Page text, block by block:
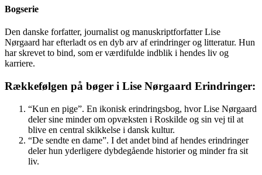
Bogserie
Den danske forfatter, journalist og manuskriptforfatter Lise
Nørgaard har efterladt os en dyb arv af erindringer og litteratur. Hun
har skrevet to bind, som er værdifulde indblik i hendes liv og
karriere.
Rækkefølgen på bøger i Lise Nørgaard Erindringer:
“Kun en pige”. En ikonisk erindringsbog, hvor Lise Nørgaard
deler sine minder om opvæksten i Roskilde og sin vej til at
blive en central skikkelse i dansk kultur.
“De sendte en dame”. I det andet bind af hendes erindringer
deler hun yderligere dybdegående historier og minder fra sit
liv.